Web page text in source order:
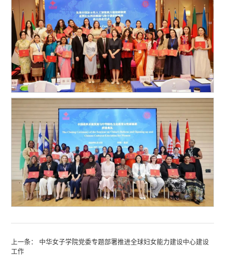
上一条： 中华女子学院党委专题部署推进全球妇女能力建设中心建设
工作